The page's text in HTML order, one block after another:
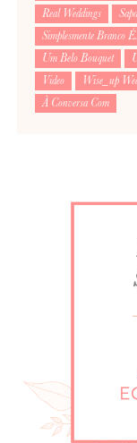
Real Weddings
Simplesmente Branco É...
Um Belo Bouquet
Video
Wise_up
À Conversa Com